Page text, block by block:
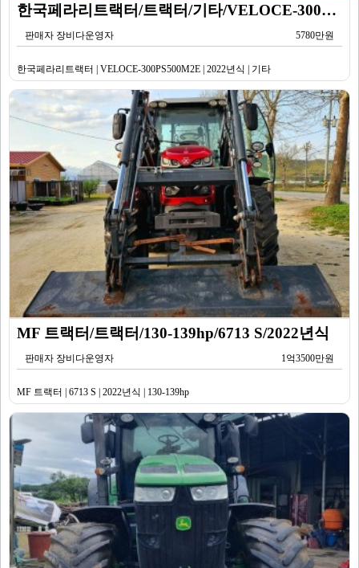
한국페라리트랙터/트랙터/기타/VELOCE-300PS500M2E/2022년식
판매자 장비다운영자 5780만원
한국페라리트랙터 | VELOCE-300PS500M2E | 2022년식 | 기타
MF 트랙터/트랙터/130-139hp/6713 S/2022년식
판매자 장비다운영자 1억3500만원
MF 트랙터 | 6713 S | 2022년식 | 130-139hp